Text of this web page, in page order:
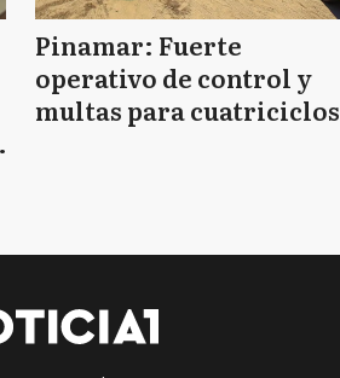
Pinamar: Fuerte
operativo de control y
multas para cuatriciclos